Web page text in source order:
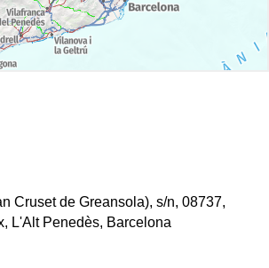
Cruset de Greansola), s/n, 08737,
L'Alt Penedès, Barcelona